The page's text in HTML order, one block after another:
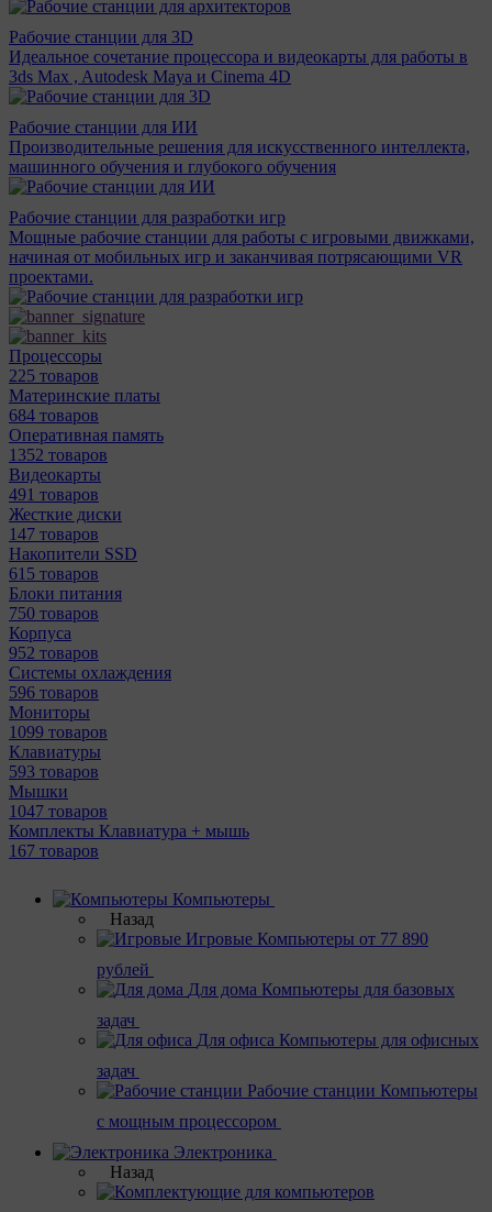
Рабочие станции для 3D
Идеальное сочетание процессора и видеокарты для работы в
3ds Max , Autodesk Maya и Cinema 4D
Рабочие станции для ИИ
Производительные решения для искусственного интеллекта,
машинного обучения и глубокого обучения
Рабочие станции для разработки игр
Мощные рабочие станции для работы с игровыми движками,
начиная от мобильных игр и заканчивая потрясающими VR
проектами.
Процессоры
225 товаров
Материнcкие платы
684 товаров
Оперативная память
1352 товаров
Видеокарты
491 товаров
Жесткие диски
147 товаров
Накопители SSD
615 товаров
Блоки питания
750 товаров
Корпуса
952 товаров
Системы охлаждения
596 товаров
Мониторы
1099 товаров
Клавиатуры
593 товаров
Мышки
1047 товаров
Комплекты Клавиатура + мышь
167 товаров
Компьютеры
Назад
Игровые Компьютеры от 77 890
рублей
Для дома Компьютеры для базовых
задач
Для офиса Компьютеры для офисных
задач
Рабочие станции Компьютеры
с мощным процессором
Электроника
Назад